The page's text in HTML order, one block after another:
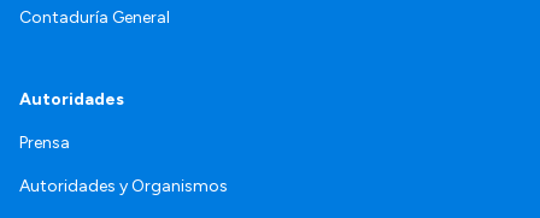
Contaduría General
Autoridades
Prensa
Autoridades y Organismos